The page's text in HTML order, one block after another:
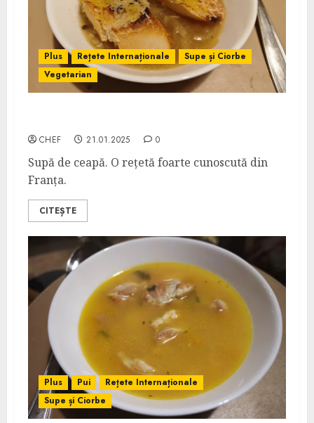
Plus Rețete Internaționale
Supe și Ciorbe
Vegetarian
CHEF 21.01.2025 0
Supă de ceapă. O rețetă foarte cunoscută din
Franța.
CITEȘTE
Plus Pui
Rețete Internaționale
Supe și Ciorbe